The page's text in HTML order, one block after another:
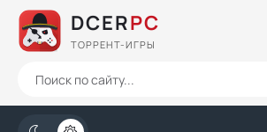
DCERPC
ТОРРЕНТ-ИГРЫ